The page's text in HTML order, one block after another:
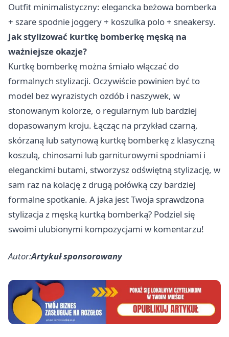
Outfit minimalistyczny: elegancka beżowa bomberka
+ szare spodnie joggery + koszulka polo + sneakersy.
Jak stylizować kurtkę bomberkę męską na
ważniejsze okazje?
Kurtkę bomberkę można śmiało włączać do
formalnych stylizacji. Oczywiście powinien być to
model bez wyrazistych ozdób i naszywek, w
stonowanym kolorze, o regularnym lub bardziej
dopasowanym kroju. Łącząc na przykład czarną,
skórzaną lub satynową kurtkę bomberkę z klasyczną
koszulą, chinosami lub garniturowymi spodniami i
eleganckimi butami, stworzysz odświętną stylizację, w
sam raz na kolację z drugą połówką czy bardziej
formalne spotkanie. A jaka jest Twoja sprawdzona
stylizacja z męską kurtką bomberką? Podziel się
swoimi ulubionymi kompozycjami w komentarzu!
Autor:Artykuł sponsorowany